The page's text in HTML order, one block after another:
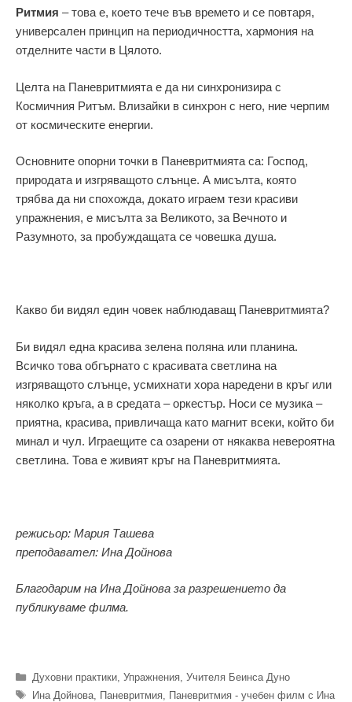
Ритмия – това е, което тече във времето и се повтаря,
универсален принцип на периодичността, хармония на
отделните части в Цялото.
Целта на Паневритмията е да ни синхронизира с
Космичния Ритъм. Влизайки в синхрон с него, ние черпим
от космическите енергии.
Основните опорни точки в Паневритмията са: Господ,
природата и изгряващото слънце. А мисълта, която
трябва да ни спохожда, докато играем тези красиви
упражнения, е мисълта за Великото, за Вечното и
Разумното, за пробуждащата се човешка душа.
Какво би видял един човек наблюдаващ Паневритмията?
Би видял една красива зелена поляна или планина.
Всичко това обгърнато с красивата светлина на
изгряващото слънце, усмихнати хора наредени в кръг или
няколко кръга, а в средата – оркестър. Носи се музика –
приятна, красива, привличаща като магнит всеки, който би
минал и чул. Играещите са озарени от някаква невероятна
светлина. Това е живият кръг на Паневритмията.
режисьор: Мария Ташева
преподавател: Ина Дойнова
Благодарим на Ина Дойнова за разрешението да
публикуваме филма.
Категории
Духовни практики, Упражнения, Учителя Беинса Дуно
Етикети
Ина Дойнова, Паневритмия, Паневритмия - учебен филм с Ина